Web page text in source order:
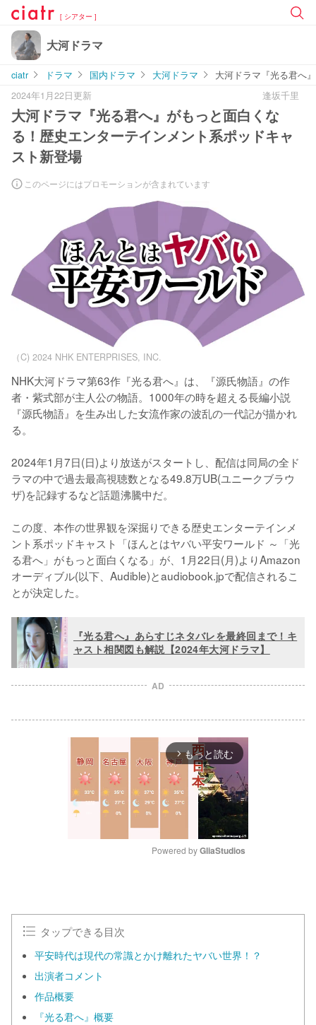
[ シアター ]
大河ドラマ
ciatr ドラマ 国内ドラマ 大河ドラマ
大河ドラマ『光る君へ
2024年1月22日更新
逢坂千里
大河ドラマ『光る君へ』がもっと面白くな
る！歴史エンターテインメント系ポッドキャ
スト新登場
このページにはプロモーションが含まれています
（C) 2024 NHK ENTERPRISES, INC.
NHK大河ドラマ第63作『光る君へ』は、『源氏物語』の作
者・紫式部が主人公の物語。1000年の時を超える長編小説
『源氏物語』を生み出した女流作家の波乱の一代記が描かれ
る。
2024年1月7日(日)より放送がスタートし、配信は同局の全ド
ラマの中で過去最高視聴数となる49.8万UB(ユニークブラウ
ザ)を記録するなど話題沸騰中だ。
この度、本作の世界観を深掘りできる歴史エンターテインメ
ント系ポッドキャスト「ほんとはヤバい平安ワールド ～「光
る君へ」がもっと面白くなる」が、1月22日(月)よりAmazon
オーディブル(以下、Audible)とaudiobook.jpで配信されるこ
とが決定した。
『光る君へ』あらすじネタバレを最終回まで！キ
ャスト相関図も解説【2024年大河ドラマ】
AD
arrow_forward_ios もっと読む
Powered by GliaStudios
タップできる目次
平安時代は現代の常識とかけ離れたヤバい世界！？
出演者コメント
作品概要
『光る君へ』概要